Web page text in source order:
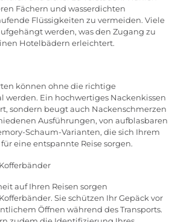
Fächern und wasserdichten
Flüssigkeiten zu vermeiden. Viele
werden, was den Zugang zu
Hotelbädern erleichtert.
können ohne die richtige
werden. Ein hochwertiges Nackenkissen
sondern beugt auch Nackenschmerzen
Ausführungen, von aufblasbaren
Schaum-Varianten, die sich Ihrem
eine entspannte Reise sorgen.
auf Ihren Reisen sorgen
Sie schützen Ihr Gepäck vor
Öffnen während des Transports.